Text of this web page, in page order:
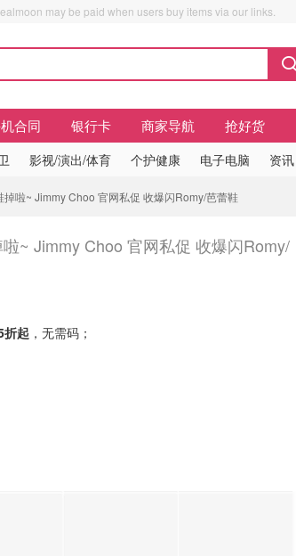
may be paid when users buy items via our links.
合同 银行卡 商家导航 抢好货
影视/演出/体育 个护健康 电子电脑 资讯
啦~ Jimmy Choo 官网私促 收爆闪Romy/芭蕾鞋
~ Jimmy Choo 官网私促 收爆闪Romy/
折起 ，无需码；